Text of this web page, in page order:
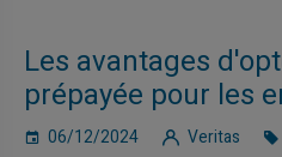
Les avantages
prépayée pour les
06/12/2024 Veritas